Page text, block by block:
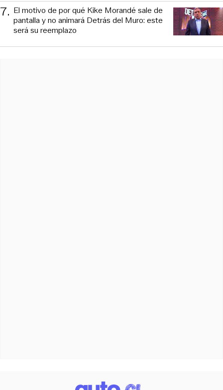
7. El motivo de por qué Kike Morandé sale de
pantalla y no animará Detrás del Muro: este
será su reemplazo